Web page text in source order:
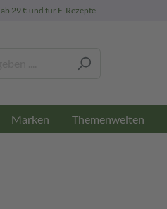
ab 29 € und für E-Rezepte
Marken Themenwelten